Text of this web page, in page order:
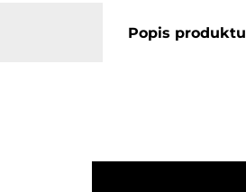
Popis produktu